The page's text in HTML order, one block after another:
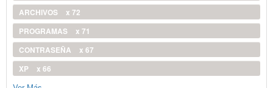
ARCHIVOS
x 72
PROGRAMAS
x 71
CONTRASEÑA
x 67
XP
x 66